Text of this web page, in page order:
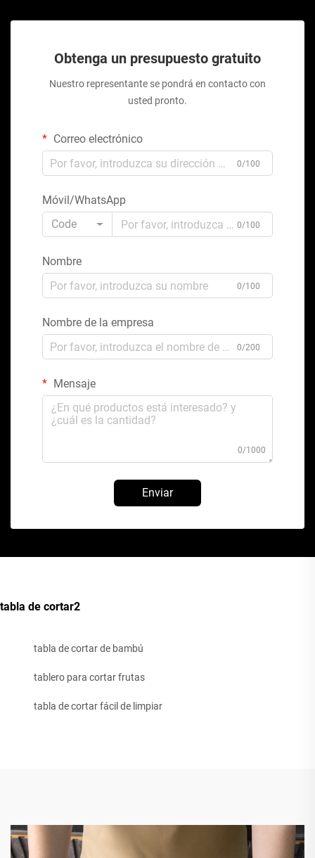
Obtenga un presupuesto gratuito
Nuestro representante se pondrá en contacto con
usted pronto.
Correo electrónico
0/100
Móvil/WhatsApp
Code
0/100
Nombre
0/100
Nombre de la empresa
0/200
Mensaje
0/1000
Enviar
tabla de cortar2
tabla de cortar de bambú
tablero para cortar frutas
tabla de cortar fácil de limpiar